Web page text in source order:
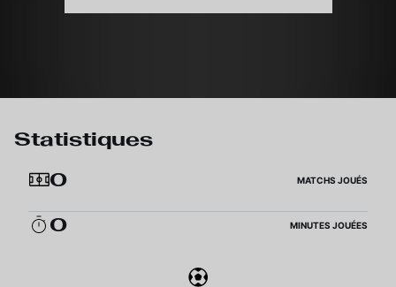
Statistiques
0
MATCHS JOUÉS
0 MINUTES JOUÉES